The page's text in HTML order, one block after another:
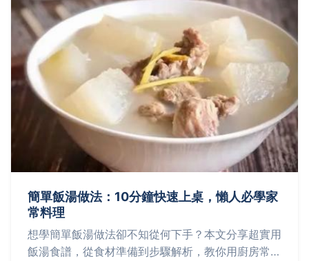
簡單飯湯做法：10分鐘快速上桌，懶人必學家
常料理
想學簡單飯湯做法卻不知從何下手？本文分享超實用
飯湯食譜，從食材準備到步驟解析，教你用廚房常備